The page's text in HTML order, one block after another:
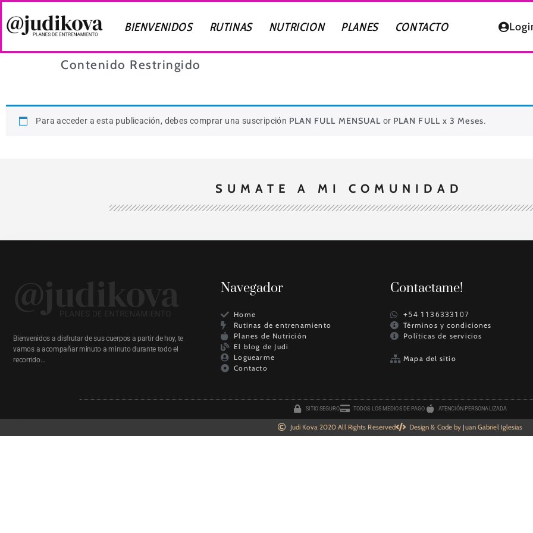
BIENVENIDOS RUTINAS NUTRICION PLANES CONTACTO
Contenido Restringido
Para acceder a esta publicación, debes comprar una suscripción PLAN FULL MENSUAL or PLAN FULL x 3 Meses.
SUMATE A MI COMUNIDAD
Bienvenidos a disfrutar de sus cuerpos a partir de hoy, te
vamos a acompañar minuto a minuto durante todo el
recorrido…
Navegador
Home
Rutinas de entrenamiento
Planes de Nutrición
El blog de Judi
Loguearme
Contacto
Contactame!
+54 1136333107
Términos y condiciones
Políticas de servicios
Mapa del sitio
SITIO SEGURO TODOS LOS MEDIOS DE PAGO ATENCIÓN PERSONALIZADA
Judi Kova 2020 All Rights Reserved Design & Code by Juan Gabriel Iglesias